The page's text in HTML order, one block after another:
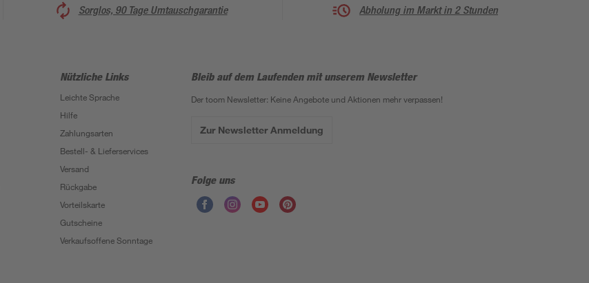
Sorglos, 90 Tage Umtauschgarantie Abholung im Markt in 2 Stunden
Nützliche Links
Leichte Sprache
Hilfe
Zahlungsarten
Bestell- & Lieferservices
Versand
Rückgabe
Vorteilskarte
Gutscheine
Verkaufsoffene Sonntage
Bleib auf dem Laufenden mit unserem Newsletter
Der toom Newsletter: Keine Angebote und Aktionen mehr verpassen!
Zur Newsletter Anmeldung
Folge uns